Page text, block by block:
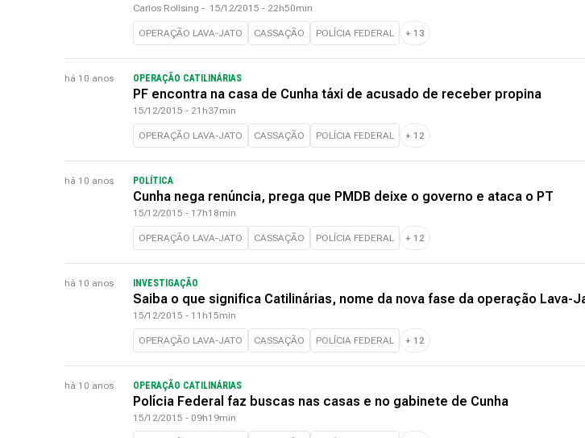
Carlos Rollsing - 15/12/2015 - 22h50min
OPERAÇÃO LAVA-JATO CASSAÇÃO POLÍCIA FEDERAL + 13
há 10 anos OPERAÇÃO CATILINÁRIAS
PF encontra na casa de Cunha táxi de acusado de receber propina
15/12/2015 - 21h37min
OPERAÇÃO LAVA-JATO CASSAÇÃO POLÍCIA FEDERAL + 12
há 10 anos POLÍTICA
Cunha nega renúncia, prega que PMDB deixe o governo e ataca o PT
15/12/2015 - 17h18min
OPERAÇÃO LAVA-JATO CASSAÇÃO POLÍCIA FEDERAL + 12
há 10 anos INVESTIGAÇÃO
Saiba o que significa Catilinárias, nome da nova fase da operação Lava-
15/12/2015 - 11h15min
OPERAÇÃO LAVA-JATO CASSAÇÃO POLÍCIA FEDERAL + 12
há 10 anos OPERAÇÃO CATILINÁRIAS
Polícia Federal faz buscas nas casas e no gabinete de Cunha
15/12/2015 - 09h19min